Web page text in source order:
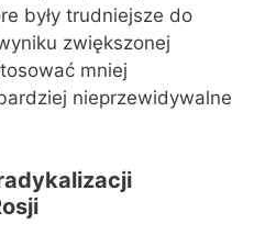
były trudniejsze do
zwiększonej
mniej
nieprzewidywalne